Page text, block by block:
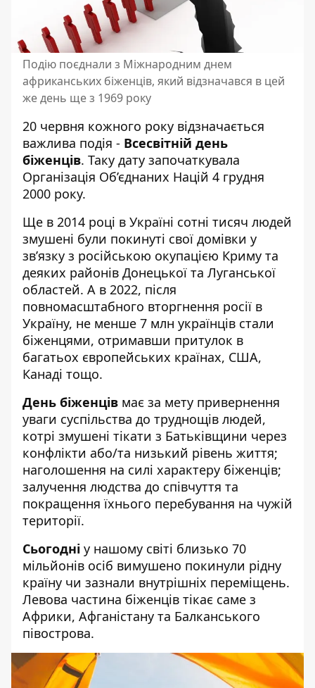
Подію поєднали з Міжнародним днем
африканських біженців, який відзначався в цей
же день ще з 1969 року
20 червня кожного року відзначається
важлива подія - Всесвітній день
біженців. Таку дату започаткувала
Організація Об’єднаних Націй 4 грудня
2000 року.
Ще в 2014 році в Україні сотні тисяч людей
змушені були покинуті свої домівки у
зв’язку з російською окупацією Криму та
деяких районів Донецької та Луганської
областей. А в 2022, після
повномасштабного вторгнення росії в
Україну, не менше 7 млн українців стали
біженцями, отримавши притулок в
багатьох європейських країнах, США,
Канаді тощо.
День біженців має за мету привернення
уваги суспільства до труднощів людей,
котрі змушені тікати з Батьківщини через
конфлікти або/та низький рівень життя;
наголошення на силі характеру біженців;
залучення людства до співчуття та
покращення їхнього перебування на чужій
території.
Сьогодні у нашому світі близько 70
мільйонів осіб вимушено покинули рідну
країну чи зазнали внутрішніх переміщень.
Левова частина біженців тікає саме з
Африки, Афганістану та Балканського
півострова.